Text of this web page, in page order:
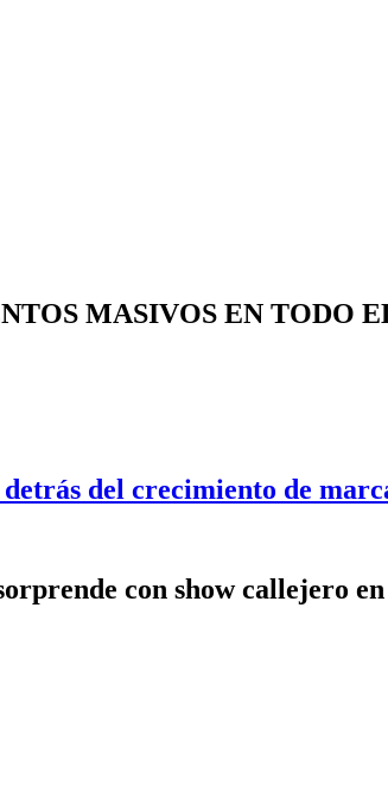
MASIVOS EN TODO
del crecimiento de
con show callejero